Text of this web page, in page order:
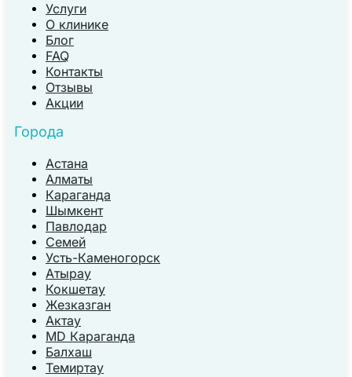
Услуги
О клинике
Блог
FAQ
Контакты
Отзывы
Акции
Города
Астана
Алматы
Караганда
Шымкент
Павлодар
Семей
Усть-Каменогорск
Атырау
Кокшетау
Жезказган
Актау
MD Караганда
Балхаш
Темиртау